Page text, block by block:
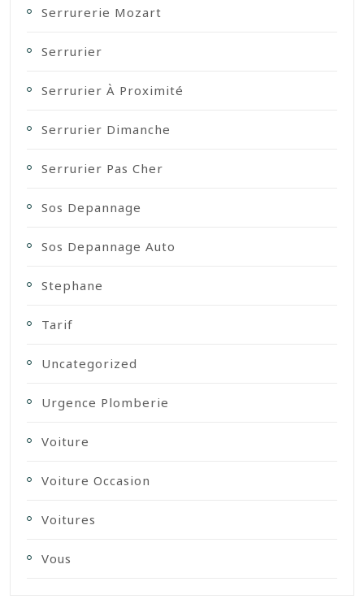
Serrurerie Mozart
Serrurier
Serrurier À Proximité
Serrurier Dimanche
Serrurier Pas Cher
Sos Depannage
Sos Depannage Auto
Stephane
Tarif
Uncategorized
Urgence Plomberie
Voiture
Voiture Occasion
Voitures
Vous